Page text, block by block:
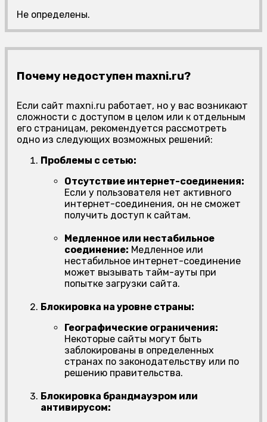
Не определены.
Почему недоступен maxni.ru?
Если сайт maxni.ru работает, но у вас возникают
сложности с доступом в целом или к отдельным
его страницам, рекомендуется рассмотреть
одно из следующих возможных решений:
Проблемы с сетью:
Отсутствие интернет-соединения:
Если у пользователя нет активного
интернет-соединения, он не сможет
получить доступ к сайтам.
Медленное или нестабильное
соединение: Медленное или
нестабильное интернет-соединение
может вызывать тайм-ауты при
попытке загрузки сайта.
Блокировка на уровне страны:
Географические ограничения:
Некоторые сайты могут быть
заблокированы в определенных
странах по законодательству или по
решению правительства.
Блокировка брандмауэром или
антивирусом: